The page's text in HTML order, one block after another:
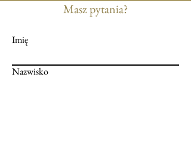
Masz pytania?
Imię
Nazwisko